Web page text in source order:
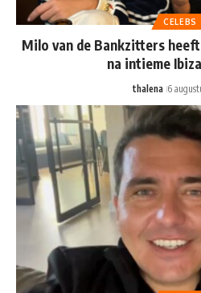
CELEBS
Milo van de Bankzitters
na intieme
thalena 6